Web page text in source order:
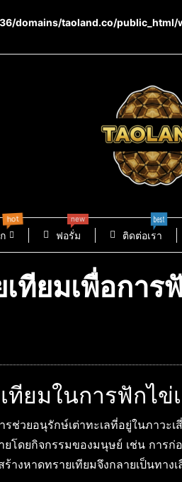
domains/taoland.co/
hot
ฟอรั่ม
new
ติดต่อเรา
best
ทียมเพื่อการ
ยมในการฟักไข่
ช่วยอนุรักษ์เต่าทะเลที่อยู่ในภาวะ
โดยกิจกรรมของมนุษย์ เช่น การก่
างหาดทรายเทียมจึงกลายเป็นทาง